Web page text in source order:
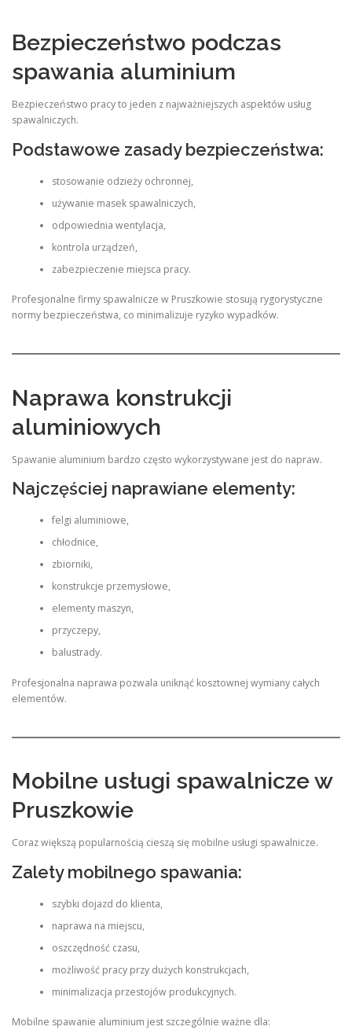
Bezpieczeństwo podczas
spawania aluminium
Bezpieczeństwo pracy to jeden z najważniejszych aspektów usług
spawalniczych.
Podstawowe zasady bezpieczeństwa:
stosowanie odzieży ochronnej,
używanie masek spawalniczych,
odpowiednia wentylacja,
kontrola urządzeń,
zabezpieczenie miejsca pracy.
Profesjonalne firmy spawalnicze w Pruszkowie stosują rygorystyczne
normy bezpieczeństwa, co minimalizuje ryzyko wypadków.
Naprawa konstrukcji
aluminiowych
Spawanie aluminium bardzo często wykorzystywane jest do napraw.
Najczęściej naprawiane elementy:
felgi aluminiowe,
chłodnice,
zbiorniki,
konstrukcje przemysłowe,
elementy maszyn,
przyczepy,
balustrady.
Profesjonalna naprawa pozwala uniknąć kosztownej wymiany całych
elementów.
Mobilne usługi spawalnicze w
Pruszkowie
Coraz większą popularnością cieszą się mobilne usługi spawalnicze.
Zalety mobilnego spawania:
szybki dojazd do klienta,
naprawa na miejscu,
oszczędność czasu,
możliwość pracy przy dużych konstrukcjach,
minimalizacja przestojów produkcyjnych.
Mobilne spawanie aluminium jest szczególnie ważne dla: